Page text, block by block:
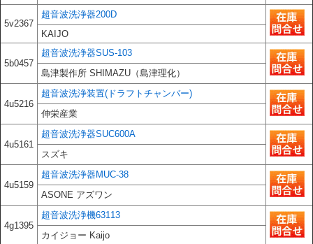
5v2367
超音波洗浄器200D
KAIJO
5b0457
超音波洗浄器SUS-103
島津製作所 SHIMAZU（島津理化）
4u5216
超音波洗浄装置(ドラフトチャンバー)
伸栄産業
4u5161
超音波洗浄器SUC600A
スズキ
4u5159
超音波洗浄器MUC-38
ASONE アズワン
4g1395
超音波洗浄機63113
カイジョー Kaijo